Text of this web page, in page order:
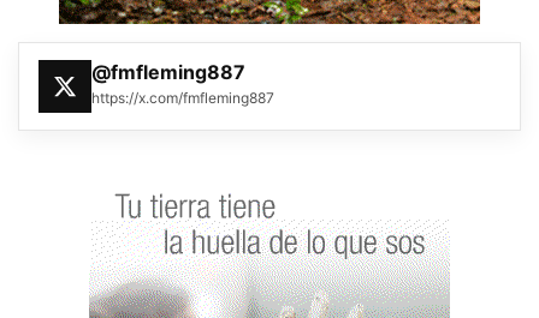
@fmfleming887
https://x.com/fmfleming887